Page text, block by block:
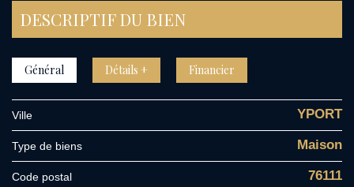
DESCRIPTIF DU BIEN
Général Détails + Financier
Ville YPORT
Type de biens Maison
Code postal 76111